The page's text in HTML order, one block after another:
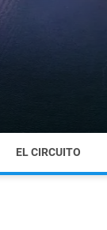
EL CIRCUITO